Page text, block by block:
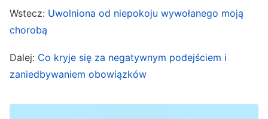
trudności. Pomimo dojrzałego wieku ich
myślenie niekoniecznie jest prawidłowe i
racjonalne, a ich mniemania i opinie
niekoniecznie pozostają w zgodzie z prawdą. Ci
Wstecz: Uwolniona od niepokoju wywołanego moją
chorobą
Dalej: Co kryje się za negatywnym podejściem i
zaniedbywaniem obowiązków